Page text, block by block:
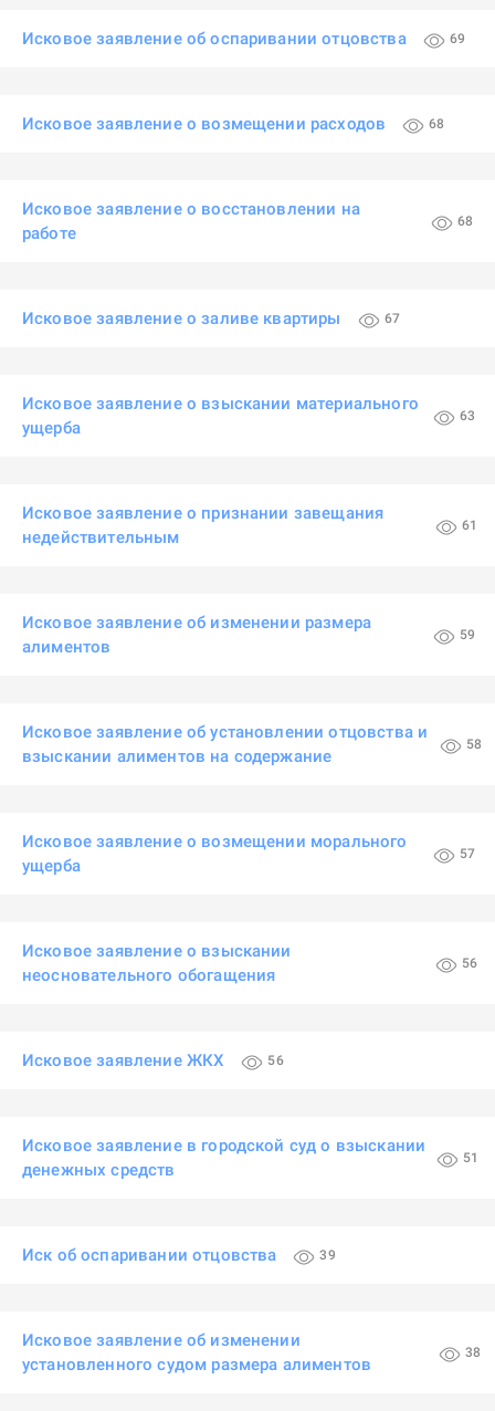
Исковое заявление об оспаривании отцовства 69
Исковое заявление о возмещении расходов 68
Исковое заявление о восстановлении на
работе
68
Исковое заявление о заливе квартиры 67
Исковое заявление о взыскании материального
ущерба
63
Исковое заявление о признании завещания
недействительным
61
Исковое заявление об изменении размера
алиментов
59
Исковое заявление об установлении отцовства и
взыскании алиментов на содержание
58
Исковое заявление о возмещении морального
ущерба
57
Исковое заявление о взыскании
неосновательного обогащения
56
Исковое заявление ЖКХ 56
Исковое заявление в городской суд о взыскании
денежных средств
51
Иск об оспаривании отцовства 39
Исковое заявление об изменении
установленного судом размера алиментов
38